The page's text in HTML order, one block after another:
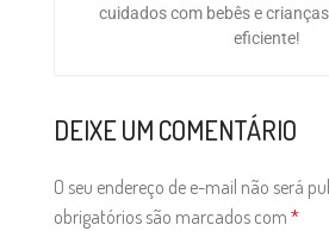
cuidados com bebês e
eficiente!
DEIXE UM COMENTÁRIO
O seu endereço de e-mail não será
obrigatórios são marcados com *